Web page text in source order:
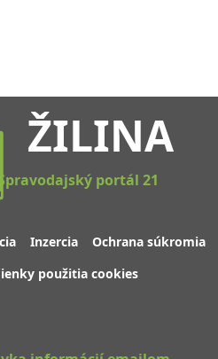
ŽILINA
Spravodajský portál 21
Inzercia
Ochrana súkromia
použitia cookies